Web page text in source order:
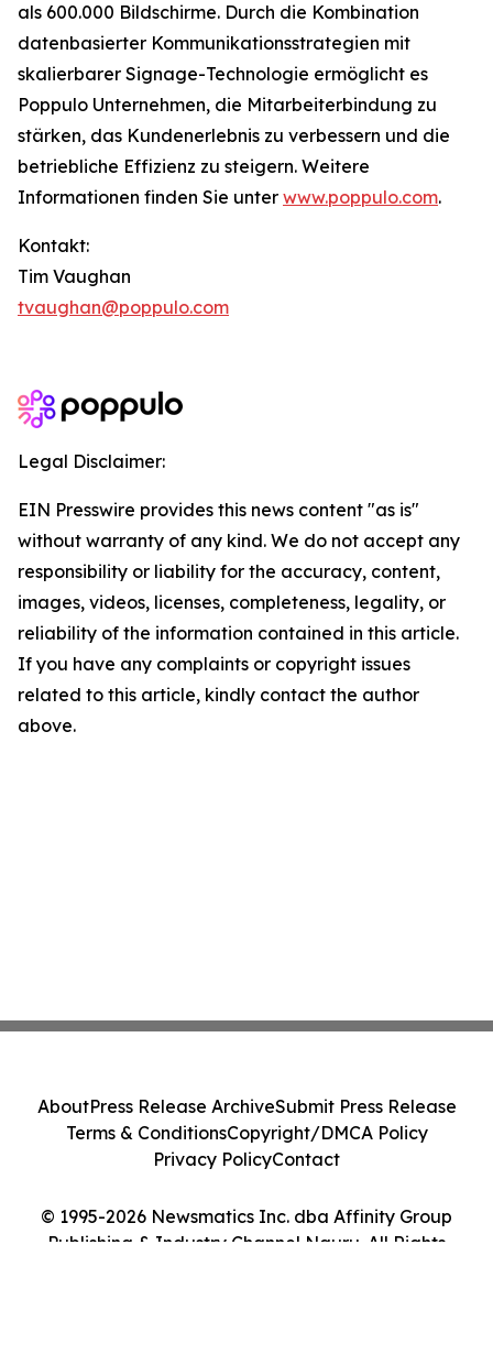
als 600.000 Bildschirme. Durch die Kombination
datenbasierter Kommunikationsstrategien mit
skalierbarer Signage-Technologie ermöglicht es
Poppulo Unternehmen, die Mitarbeiterbindung zu
stärken, das Kundenerlebnis zu verbessern und die
betriebliche Effizienz zu steigern. Weitere
Informationen finden Sie unter www.poppulo.com.
Kontakt:
Tim Vaughan
tvaughan@poppulo.com
Legal Disclaimer:
EIN Presswire provides this news content "as is"
without warranty of any kind. We do not accept any
responsibility or liability for the accuracy, content,
images, videos, licenses, completeness, legality, or
reliability of the information contained in this article.
If you have any complaints or copyright issues
related to this article, kindly contact the author
above.
© 1995-2026 Newsmatics Inc. dba Affinity Group
Publishing & Industry Channel Nauru. All Rights
AboutPress Release ArchiveSubmit Press Release
Terms & ConditionsCopyright/DMCA Policy
Privacy PolicyContact